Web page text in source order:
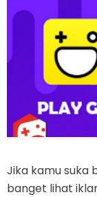
Jika kamu suka
banget lihat